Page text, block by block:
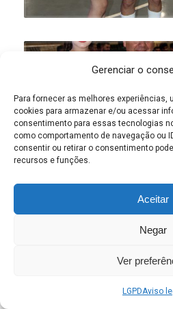
Gerenciar o
Para fornecer as melhores
cookies para armazenar e/ou acessar
consentimento para essas tecnologias
como comportamento de navegação ou
consentir ou retirar o consentimento
recursos e funções.
Aceitar
Negar
Ver
LGPDAviso